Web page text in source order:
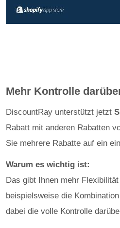
Mehr Kontrolle
DiscountRay unterstützt jetzt
Rabatt mit anderen Rabatten
Sie mehrere Rabatte auf ein
Warum es wichtig ist:
Das gibt Ihnen mehr
beispielsweise die
dabei die volle Kontrolle